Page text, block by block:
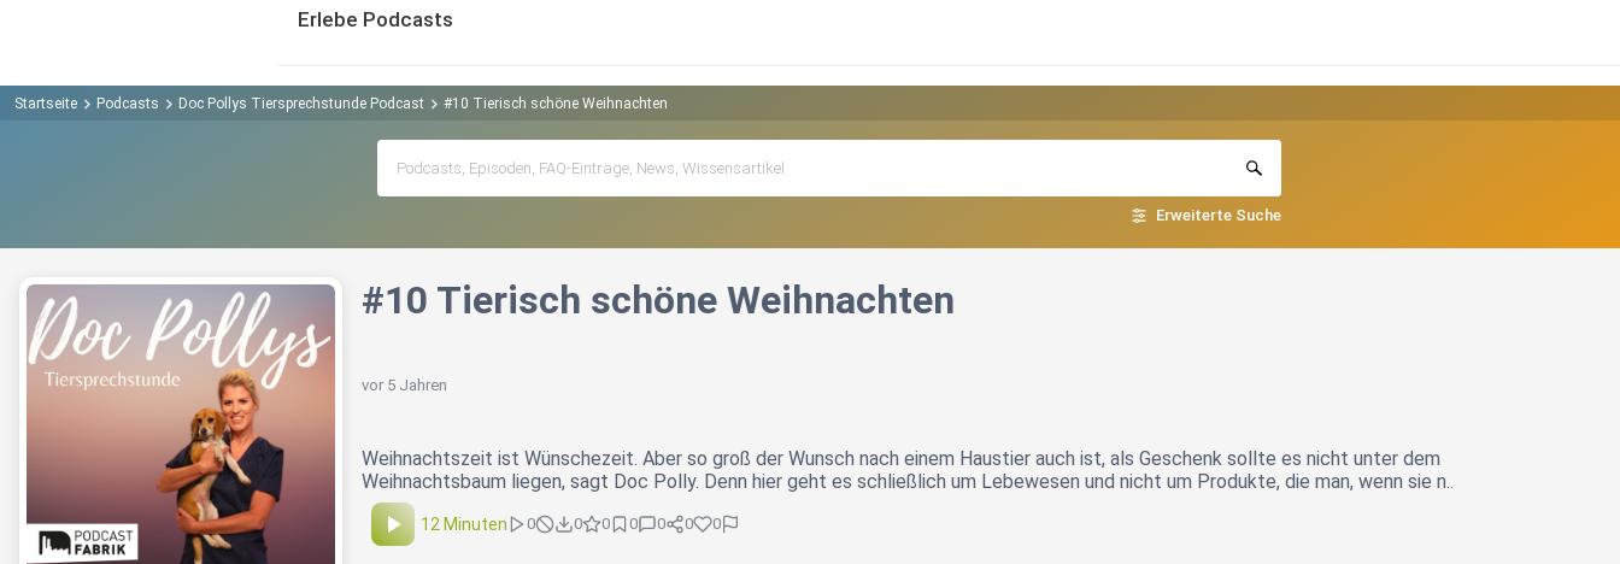
Erlebe Podcasts
Startseite Podcasts Doc Pollys Tiersprechstunde Podcast #10 Tierisch schöne Weihnachten
Erweiterte Suche
#10 Tierisch schöne Weihnachten
vor 5 Jahren
Weihnachtszeit ist Wünschezeit. Aber so groß der Wunsch nach einem Haustier auch ist, als Geschenk sollte es nicht unter dem
Weihnachtsbaum liegen, sagt Doc Polly. Denn hier geht es schließlich um Lebewesen und nicht um Produkte, die man, wenn sie n..
12 Minuten 0 0 0 0 0 0 0